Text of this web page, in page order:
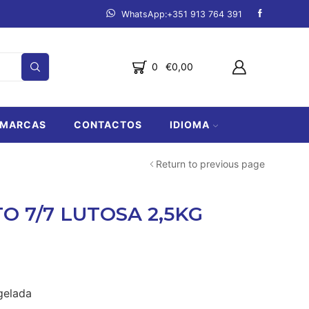
Fazemos entregas de Lagos a
0 €0,00
MARCAS CONTACTOS IDIOMA
Return to previous page
7/7 LUTOSA 2,5KG